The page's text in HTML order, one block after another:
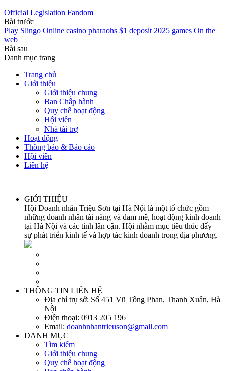
Official Legislation Fandom
Bài trước
Play Slingo Online casino pharaohs $1 deposit 2025 games On the
web
Bài sau
Danh mục trang
Trang chủ
Giới thiệu
Giới thiệu chung
Ban Chấp hành
Quy chế hoạt động
Hội viên
Nhà tài trợ
Hoạt động
Thông báo & Báo cáo
Hội viên
Liên hệ
GIỚI THIỆU
Hội Doanh nhân Triệu Sơn tại Hà Nội là một tổ chức gồm
những doanh nhân tài năng và đam mê, hoạt động kinh doanh
tại Hà Nội và các tỉnh lân cận. Hội nhằm mục tiêu thúc đẩy
sự phát triển kinh tế và hợp tác kinh doanh trong địa phương.
THÔNG TIN LIÊN HỆ
Địa chỉ trụ sở: Số 451 Vũ Tông Phan, Thanh Xuân, Hà
Nội
Điện thoại: 0913 205 196
Email: doanhnhantrieuson@gmail.com
DANH MỤC
Tìm kiếm
Giới thiệu chung
Quy chế hoạt động